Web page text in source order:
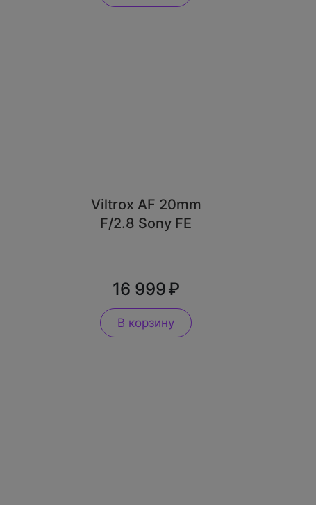
Viltrox AF 20mm
F/2.8 Sony FE
16 999
В корзину